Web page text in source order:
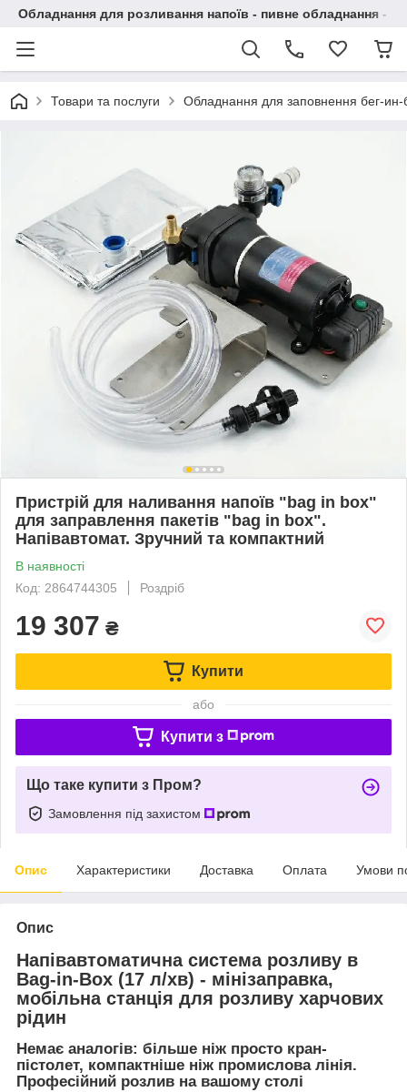
Обладнання для розливання напоїв - пивне обладнання - в
Товари та послуги Обладнання для заповнення бег-ин-
Пристрій для наливання напоїв "bag in box"
для заправлення пакетів "bag in box".
Напівавтомат. Зручний та компактний
В наявності
Код: 2864744305
Роздріб
19 307 ₴
Купити
або
Купити з
Що таке купити з Пром?
Замовлення під захистом
Опис Характеристики Доставка Оплата Умови
Опис
Напівавтоматична система розливу в
Bag-in-Box (17 л/хв) - мінізаправка,
мобільна станція для розливу харчових
рідин
Немає аналогів: більше ніж просто кран-
пістолет, компактніше ніж промислова лінія.
Професійний розлив на вашому столі